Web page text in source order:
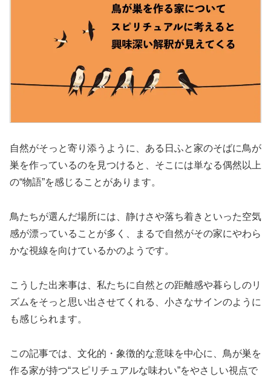
自然がそっと寄り添うように、ある日ふと家のそばに鳥が
巣を作っているのを見つけると、そこには単なる偶然以上
の“物語”を感じることがあります。
鳥たちが選んだ場所には、静けさや落ち着きといった空気
感が漂っていることが多く、まるで自然がその家にやわら
かな視線を向けているかのようです。
こうした出来事は、私たちに自然との距離感や暮らしのリ
ズムをそっと思い出させてくれる、小さなサインのように
も感じられます。
この記事では、文化的・象徴的な意味を中心に、鳥が巣を
作る家が持つ“スピリチュアルな味わい”をやさしい視点で